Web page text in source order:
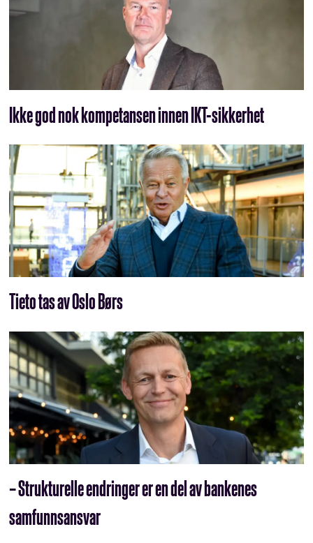
Ikke god nok kompetansen innen IKT-sikkerhet
Tieto tas av Oslo Børs
– Strukturelle endringer er en del av bankenes
samfunnsansvar